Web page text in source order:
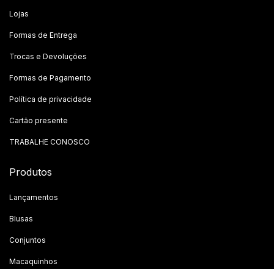
Lojas
Formas de Entrega
Trocas e Devoluções
Formas de Pagamento
Política de privacidade
Cartão presente
TRABALHE CONOSCO
Produtos
Lançamentos
Blusas
Conjuntos
Macaquinhos